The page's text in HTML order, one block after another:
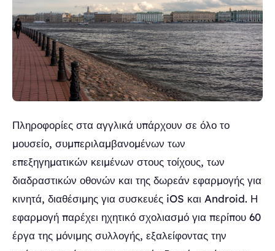
Πληροφορίες στα αγγλικά υπάρχουν σε όλο το
μουσείο, συμπεριλαμβανομένων των
επεξηγηματικών κειμένων στους τοίχους, των
διαδραστικών οθονών και της δωρεάν εφαρμογής για
κινητά, διαθέσιμης για συσκευές iOS και Android. Η
εφαρμογή παρέχει ηχητικό σχολιασμό για περίπου 60
έργα της μόνιμης συλλογής, εξαλείφοντας την